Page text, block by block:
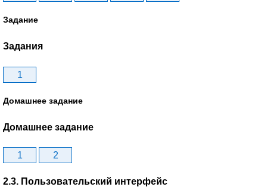
Задание
Задания
1
Домашнее задание
Домашнее задание
1 2
2.3. Пользовательский интерфейс